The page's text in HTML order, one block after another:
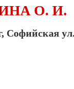
О. И.
Софийская